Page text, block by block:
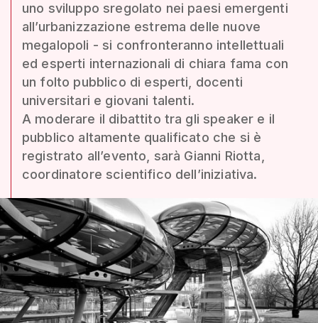
uno sviluppo sregolato nei paesi emergenti
all’urbanizzazione estrema delle nuove
megalopoli - si confronteranno intellettuali
ed esperti internazionali di chiara fama con
un folto pubblico di esperti, docenti
universitari e giovani talenti.
A moderare il dibattito tra gli speaker e il
pubblico altamente qualificato che si è
registrato all’evento, sarà Gianni Riotta,
coordinatore scientifico dell’iniziativa.